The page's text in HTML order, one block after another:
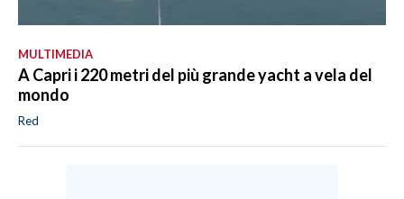
MULTIMEDIA
A Capri i 220 metri del più grande yacht a vela del
mondo
Red